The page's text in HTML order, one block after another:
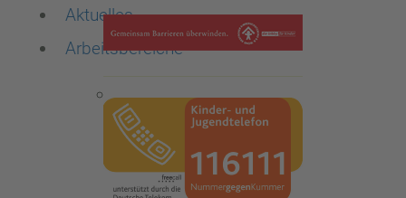
Aktuelles
Arbeitsbereiche
Die Familienberatungsstelle